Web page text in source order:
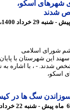
اسکو،
62 ماه پیش - شنبه 29 خرداد 1400،
اسلامی
شهرستان با پایان
- ، با اشاره به
سگ ها در کیسه